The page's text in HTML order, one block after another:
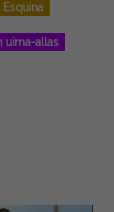
Esquina
uima-allas